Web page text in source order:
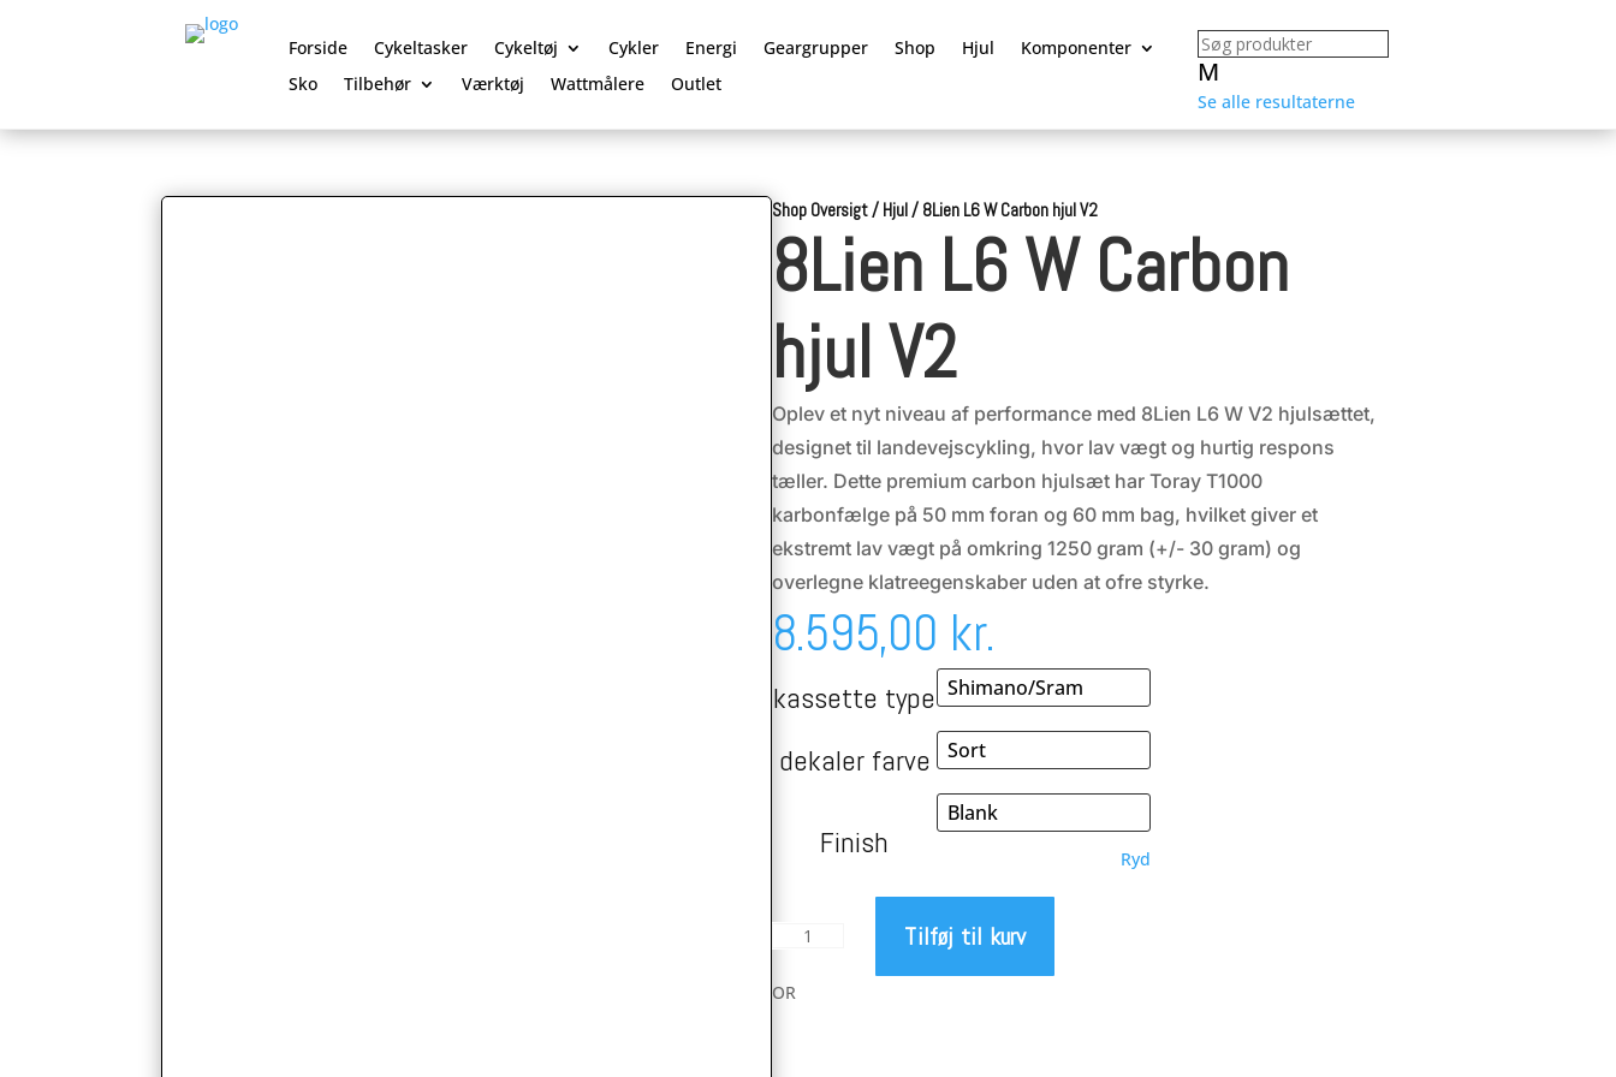
Forside Cykeltasker Cykeltøj Cykler Energi Geargrupper Shop Hjul
Komponenter
Sko
Tilbehør Værktøj Wattmålere Outlet M
Se alle resultaterne
Shop Oversigt / Hjul / 8Lien L6 W Carbon hjul V2
8Lien L6 W Carbon
hjul V2
Oplev et nyt niveau af performance med 8Lien L6 W V2 hjulsættet,
designet til landevejscykling, hvor lav vægt og hurtig respons
tæller. Dette premium carbon hjulsæt har Toray T1000
karbonfælge på 50 mm foran og 60 mm bag, hvilket giver et
ekstremt lav vægt på omkring 1250 gram (+/- 30 gram) og
overlegne klatreegenskaber uden at ofre styrke.
8.595,00 kr.
kassette type
dekaler farve
Finish Ryd
8Lien
W
Tilføj til kurv
OR